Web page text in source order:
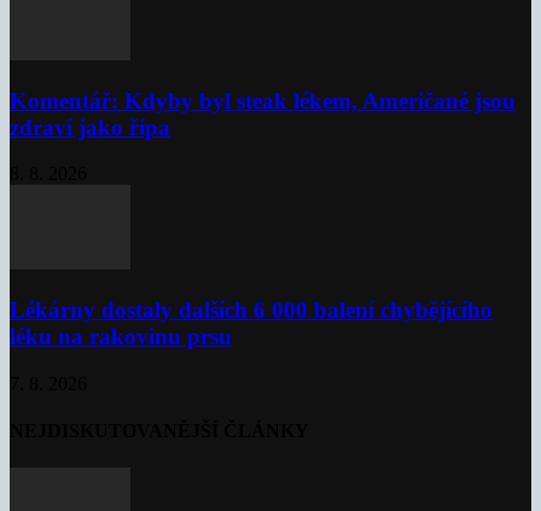
Komentář: Kdyby byl steak lékem, Američané jsou
zdraví jako řípa
Lékárny dostaly dalších 6 000 balení chybějícího
léku na rakovinu prsu